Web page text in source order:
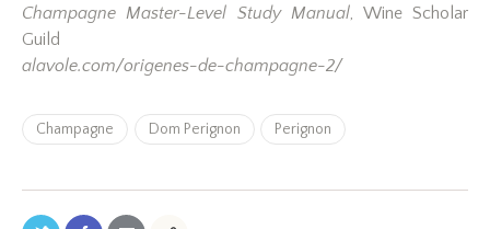
Champagne Master-Level Study Manual, Wine Scholar
Guild
alavole.com/origenes-de-champagne-2/
Champagne Dom Perignon Perignon